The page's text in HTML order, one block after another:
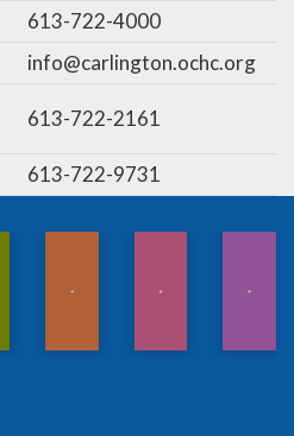
613-722-4000
info@carlington.ochc.org
613-722-2161
613-722-9731